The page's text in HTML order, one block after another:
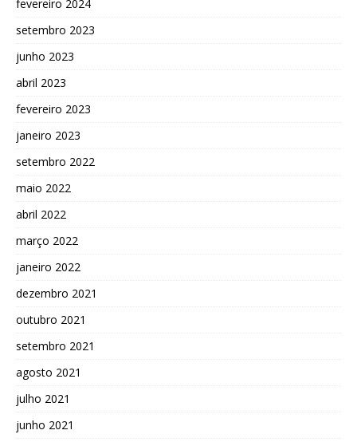
fevereiro 2024
setembro 2023
junho 2023
abril 2023
fevereiro 2023
janeiro 2023
setembro 2022
maio 2022
abril 2022
março 2022
janeiro 2022
dezembro 2021
outubro 2021
setembro 2021
agosto 2021
julho 2021
junho 2021